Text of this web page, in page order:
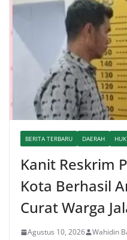
BERITA TERBARU DAERAH
Kanit Reskrim
Kota Berhasil
Curat Warga
Agustus 10, 2026 Wahidin